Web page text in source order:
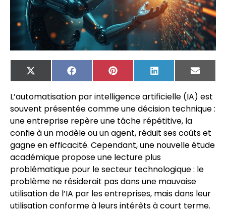
X
(Twitter)
FacebookPinterest LinkedIn
Email
L’automatisation par intelligence artificielle (IA) est
souvent présentée comme une décision technique :
une entreprise repère une tâche répétitive, la
confie à un modèle ou un agent, réduit ses coûts et
gagne en efficacité. Cependant, une nouvelle étude
académique propose une lecture plus
problématique pour le secteur technologique : le
problème ne résiderait pas dans une mauvaise
utilisation de l’IA par les entreprises, mais dans leur
utilisation conforme à leurs intérêts à court terme.